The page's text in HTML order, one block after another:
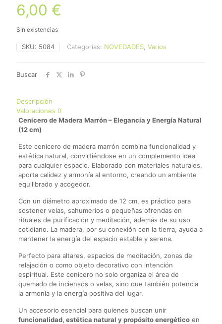
6,00 €
Sin existencias
SKU: 5084 Categorías: NOVEDADES Varios
Buscar
Descripción
Valoraciones 0
Cenicero de Madera Marrón – Elegancia y Energía Natural
(12 cm)
Este cenicero de madera marrón combina funcionalidad y
estética natural, convirtiéndose en un complemento ideal
para cualquier espacio. Elaborado con materiales naturales,
aporta calidez y armonía al entorno, creando un ambiente
equilibrado y acogedor.
Con un diámetro aproximado de 12 cm, es práctico para
sostener velas, sahumerios o pequeñas ofrendas en
rituales de purificación y meditación, además de su uso
cotidiano. La madera, por su conexión con la tierra, ayuda a
mantener la energía del espacio estable y serena.
Perfecto para altares, espacios de meditación, zonas de
relajación o como objeto decorativo con intención
espiritual. Este cenicero no solo organiza el área de
quemado de inciensos o velas, sino que también potencia
la armonía y la energía positiva del lugar.
Un accesorio esencial para quienes buscan unir
funcionalidad, estética natural y propósito energéticoen